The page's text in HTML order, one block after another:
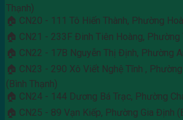
Thạnh)
🏠 CN20 - 111 Tô Hiến Thành, Phường
🏠 CN21 - 233F Đinh Tiên Hoàng, Phường
🏠 CN22 - 17B Nguyễn Thị Định, Phường
🏠 CN23 - 290 Xô Viết Nghệ Tĩnh ,
(Bình Thạnh)
🏠 CN24 - 144 Dương Bá Trạc, Phường
🏠 CN25 - 89 Vạn Kiếp, Phường Gia Định